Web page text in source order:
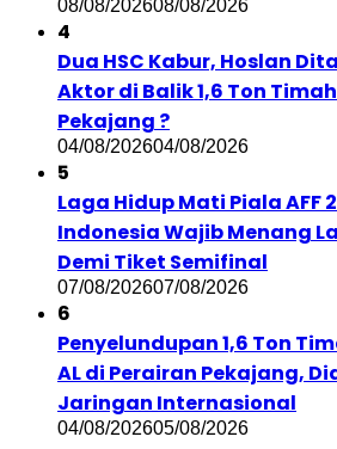
08/08/202608/08/2026
4
Dua HSC Kabur, Hoslan
Aktor di Balik 1,6 Ton
Pekajang ?
04/08/202604/08/2026
5
Laga Hidup Mati Piala AFF
Indonesia Wajib Menang
Demi Tiket Semifinal
07/08/202607/08/2026
6
Penyelundupan 1,6 Ton
AL di Perairan Pekajang,
Jaringan Internasional
04/08/202605/08/2026